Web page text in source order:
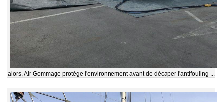
alors, Air Gommage protége l'environnement avant de décaper l'antifouling ...